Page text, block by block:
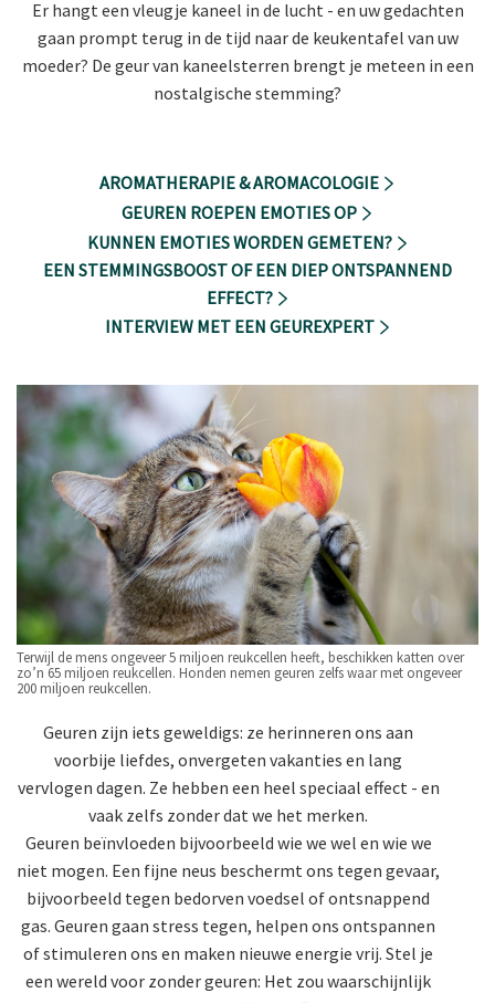
Er hangt een vleugje kaneel in de lucht - en uw gedachten
gaan prompt terug in de tijd naar de keukentafel van uw
moeder? De geur van kaneelsterren brengt je meteen in een
nostalgische stemming?
AROMATHERAPIE & AROMACOLOGIE
GEUREN ROEPEN EMOTIES OP
KUNNEN EMOTIES WORDEN GEMETEN?
EEN STEMMINGSBOOST OF EEN DIEP ONTSPANNEND
EFFECT?
INTERVIEW MET EEN GEUREXPERT
Terwijl de mens ongeveer 5 miljoen reukcellen heeft, beschikken katten over
zo’n 65 miljoen reukcellen. Honden nemen geuren zelfs waar met ongeveer
200 miljoen reukcellen.
Geuren zijn iets geweldigs: ze herinneren ons aan
voorbije liefdes, onvergeten vakanties en lang
vervlogen dagen. Ze hebben een heel speciaal effect - en
vaak zelfs zonder dat we het merken.
Geuren beïnvloeden bijvoorbeeld wie we wel en wie we
niet mogen. Een fijne neus beschermt ons tegen gevaar,
bijvoorbeeld tegen bedorven voedsel of ontsnappend
gas. Geuren gaan stress tegen, helpen ons ontspannen
of stimuleren ons en maken nieuwe energie vrij. Stel je
een wereld voor zonder geuren: Het zou waarschijnlijk